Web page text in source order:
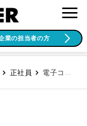
業の担当者の方
正社員 電子コミックのサイト運営担当者募集！